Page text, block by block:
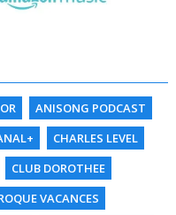
ANISONG PODCAST
CHARLES LEVEL
CLUB DOROTHEE
VACANCES